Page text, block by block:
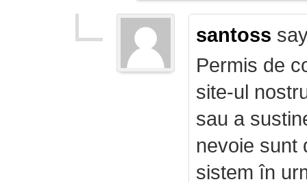
santoss
Permis de
site-ul
sau a
nevoie sunt
sistem în